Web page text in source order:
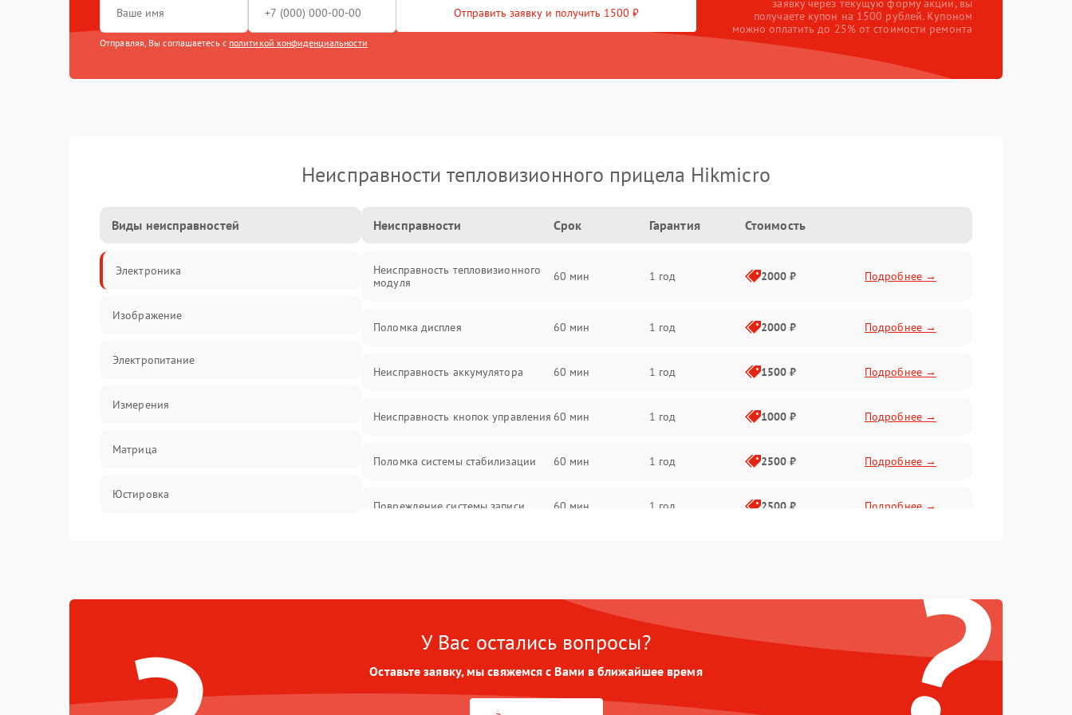
Отправить заявку и получить 1500 ₽
Отправляя, Вы соглашаетесь с политикой конфиденциальности
заявку через текущую форму акции, вы
получаете купон на 1500 рублей. Купоном
можно оплатить до 25% от стоимости ремонта
Неисправности тепловизионного прицела Hikmicro
Виды неисправностей
Электроника
Изображение
Электропитание
Измерения
Матрица
Юстировка
Неисправности Срок Гарантия Стоимость
Неисправность тепловизионного
модуля
60 мин 1 год 2000 ₽ Подробнее →
Поломка дисплея 60 мин 1 год 2000 ₽ Подробнее →
Неисправность аккумулятора 60 мин 1 год 1500 ₽ Подробнее →
Неисправность кнопок управления 60 мин 1 год 1000 ₽ Подробнее →
Поломка системы стабилизации 60 мин 1 год 2500 ₽ Подробнее →
Повреждение системы записи 60 мин 1 год 2500 ₽ Подробнее →
Повреждение системы защиты от
перегрузок
60 мин 1 год 1500 ₽
Неисправность системы
автоматического отключения
1 год Подробнее →
?
У Вас остались вопросы?
Оставьте заявку, мы свяжемся с Вами в ближайшее время